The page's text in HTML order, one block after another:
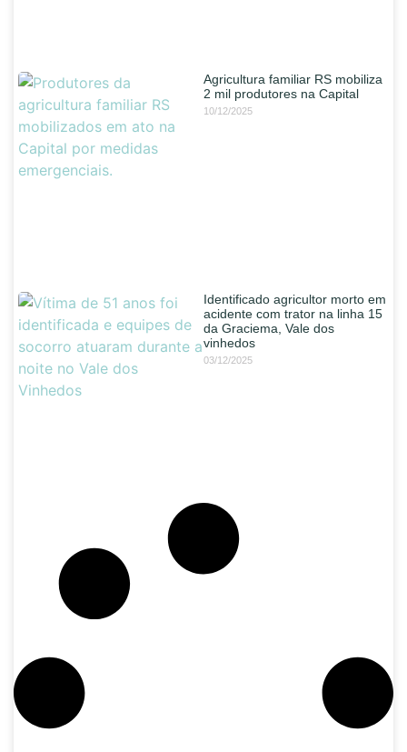
Agricultura familiar RS mobiliza
2 mil produtores na Capital
10/12/2025
Identificado agricultor morto em
acidente com trator na linha 15
da Graciema, Vale dos
vinhedos
03/12/2025